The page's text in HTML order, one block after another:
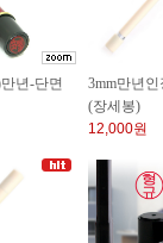
년-단면
3mm만년
(장세봉)
12,000원